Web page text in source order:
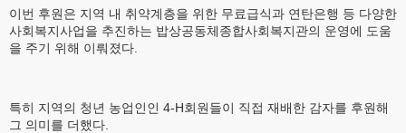
이번 후원은 지역 내 취약계층을 위한 무료급식과 연탄은행 등 다양한
사회복지사업을 추진하는 밥상공동체종합사회복지관의 운영에 도움
을 주기 위해 이뤄졌다.
특히 지역의 청년 농업인인 4-H회원들이 직접 재배한 감자를 후원해
그 의미를 더했다.